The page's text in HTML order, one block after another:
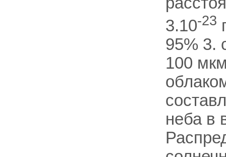
3.10-23
95% 3.
100
неба в